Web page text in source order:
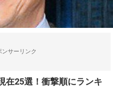
サーリンク
在25選！衝撃順にランキ